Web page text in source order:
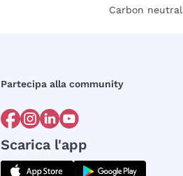
Carbon neutral
Partecipa alla community
Scarica l'app